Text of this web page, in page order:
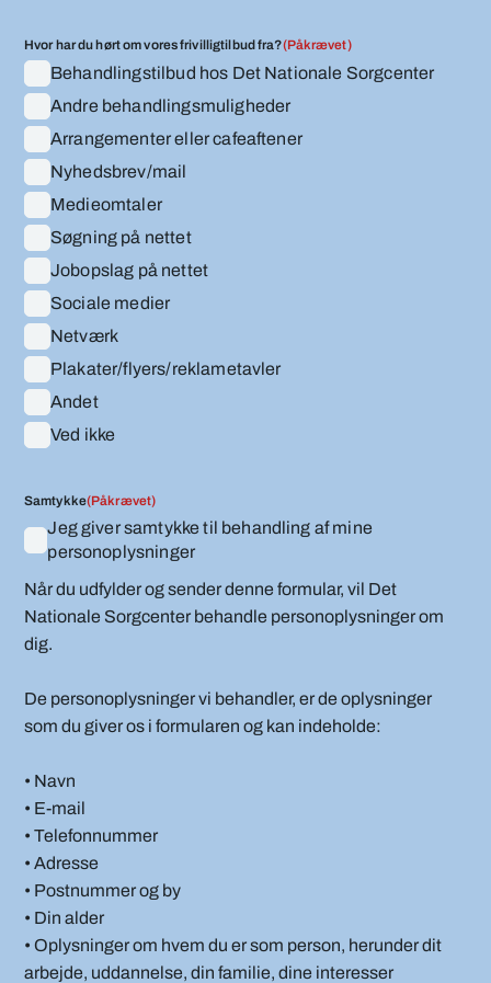
Hvor har du hørt om vores frivilligtilbud fra?(Påkrævet)
Behandlingstilbud hos Det Nationale Sorgcenter
Andre behandlingsmuligheder
Arrangementer eller cafeaftener
Nyhedsbrev/mail
Medieomtaler
Søgning på nettet
Jobopslag på nettet
Sociale medier
Netværk
Plakater/flyers/reklametavler
Andet
Ved ikke
Samtykke(Påkrævet)
Jeg giver samtykke til behandling af mine
personoplysninger
Når du udfylder og sender denne formular, vil Det
Nationale Sorgcenter behandle personoplysninger om
dig.
De personoplysninger vi behandler, er de oplysninger
som du giver os i formularen og kan indeholde:
• Navn
• E-mail
• Telefonnummer
• Adresse
• Postnummer og by
• Din alder
• Oplysninger om hvem du er som person, herunder dit
arbejde, uddannelse, din familie, dine interesser